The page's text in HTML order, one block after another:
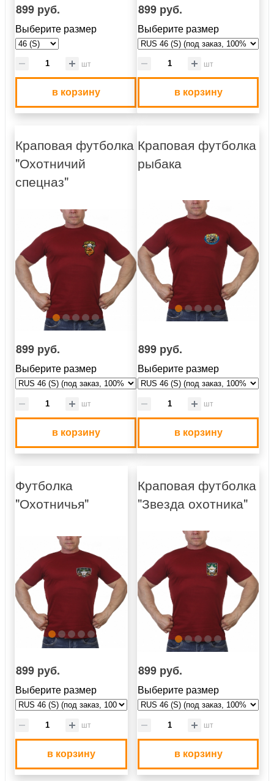
899 руб.
Выберите размер
шт
в корзину
899 руб.
Выберите размер
шт
в корзину
Краповая футболка
"Охотничий
спецназ"
899 руб.
Выберите размер
шт
в корзину
Краповая футболка
рыбака
899 руб.
Выберите размер
шт
в корзину
Футболка
"Охотничья"
899 руб.
Выберите размер
шт
в корзину
Краповая футболка
"Звезда охотника"
899 руб.
Выберите размер
шт
в корзину